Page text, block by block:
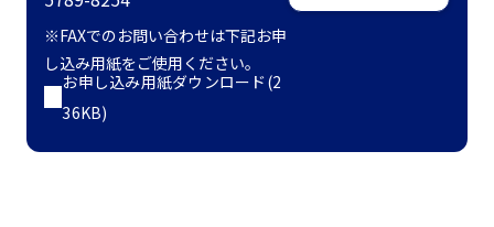
※FAXでのお問い合わせは下記お申
し込み用紙をご使用ください。
お申し込み用紙ダウンロード(2
36KB)